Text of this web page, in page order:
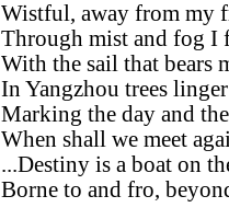
Wistful, away from my
Through mist and fog I
With the sail that bears
In Yangzhou trees
Marking the day and
When shall we meet
...Destiny is a boat on
Borne to and fro,